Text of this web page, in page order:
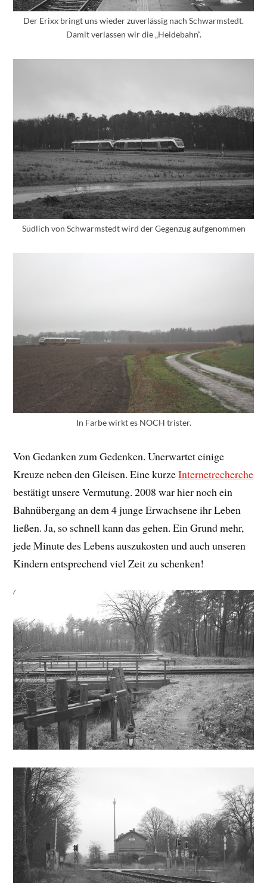
Der Erixx bringt uns wieder zuverlässig nach Schwarmstedt.
Damit verlassen wir die „Heidebahn“.
Südlich von Schwarmstedt wird der Gegenzug aufgenommen
In Farbe wirkt es NOCH trister.
Von Gedanken zum Gedenken. Unerwartet einige
Kreuze neben den Gleisen. Eine kurzeInternetrecherche
bestätigt unsere Vermutung. 2008 war hier noch ein
Bahnübergang an dem 4 junge Erwachsene ihr Leben
ließen. Ja, so schnell kann das gehen. Ein Grund mehr,
jede Minute des Lebens auszukosten und auch unseren
Kindern entsprechend viel Zeit zu schenken!